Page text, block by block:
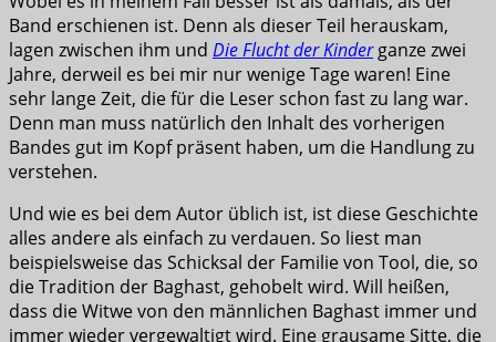
Band erschienen ist. Denn als dieser Teil herauskam,
lagen zwischen ihm und Die Flucht der Kinderganze zwei
Jahre, derweil es bei mir nur wenige Tage waren! Eine
sehr lange Zeit, die für die Leser schon fast zu lang war.
Denn man muss natürlich den Inhalt des vorherigen
Bandes gut im Kopf präsent haben, um die Handlung zu
verstehen.
Und wie es bei dem Autor üblich ist, ist diese Geschichte
alles andere als einfach zu verdauen. So liest man
beispielsweise das Schicksal der Familie von Tool, die, so
die Tradition der Baghast, gehobelt wird. Will heißen,
dass die Witwe von den männlichen Baghast immer und
immer wieder vergewaltigt wird. Eine grausame Sitte, die